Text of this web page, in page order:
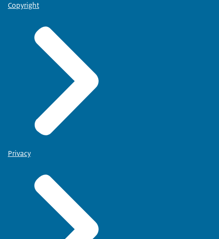
Copyright
Privacy